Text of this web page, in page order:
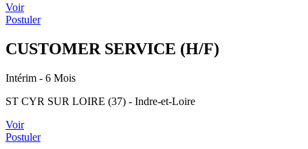
Voir
Postuler
CUSTOMER SERVICE (H/F)
Intérim - 6 Mois
ST CYR SUR LOIRE (37) - Indre-et-Loire
Voir
Postuler